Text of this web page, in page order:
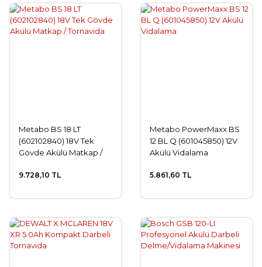
Metabo BS 18 LT
(602102840) 18V Tek
Gövde Akülü Matkap /
9.728,10 TL
Metabo PowerMaxx BS
12 BL Q (601045850) 12V
Akülü Vidalama
5.861,60 TL